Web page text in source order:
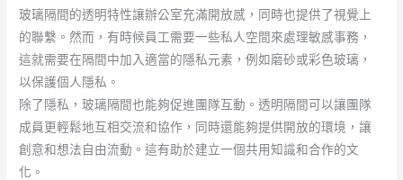
玻璃隔間的透明特性讓辦公室充滿開放感，同時也提供了視覺上
的聯繫。然而，有時候員工需要一些私人空間來處理敏感事務，
這就需要在隔間中加入適當的隱私元素，例如磨砂或彩色玻璃，
以保護個人隱私。
除了隱私，玻璃隔間也能夠促進團隊互動。透明隔間可以讓團隊
成員更輕鬆地互相交流和協作，同時還能夠提供開放的環境，讓
創意和想法自由流動。這有助於建立一個共用知識和合作的文
化。